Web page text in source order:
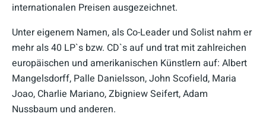
internationalen Preisen ausgezeichnet.
Unter eigenem Namen, als Co-Leader und Solist nahm er
mehr als 40 LP`s bzw. CD`s auf und trat mit zahlreichen
europäischen und amerikanischen Künstlern auf: Albert
Mangelsdorff, Palle Danielsson, John Scofield, Maria
Joao, Charlie Mariano, Zbigniew Seifert, Adam
Nussbaum und anderen.